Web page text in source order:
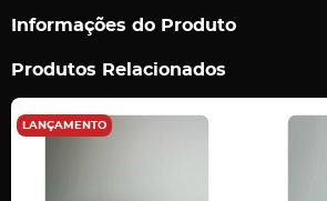
Informações do Produto
Produtos Relacionados
LANÇAMENTO